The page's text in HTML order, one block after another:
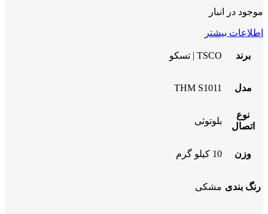
موجود در انبار
اطلاعات بیشتر
برند TSCO | تسکو
مدل THM S1011
نوع
اتصال
بلوتوثی
وزن 10 کیلو گرم
رنگ بندی مشکی